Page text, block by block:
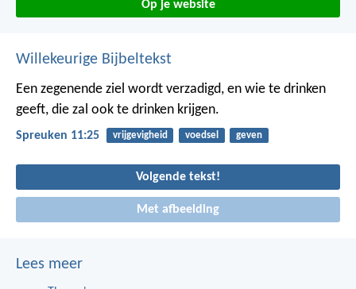
Op je website
Willekeurige Bijbeltekst
Een zegenende ziel wordt verzadigd, en wie te drinken
geeft, die zal ook te drinken krijgen.
Spreuken 11:25 vrijgevigheid voedsel geven
Volgende tekst!
Met afbeelding
Lees meer